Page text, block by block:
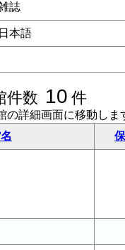
誌
日本語
件数 10 件
の詳細画面に移動しま